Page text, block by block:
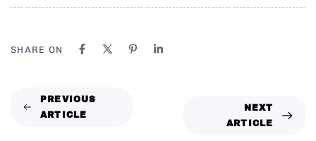
SHARE ON
PREVIOUS
ARTICLE
NEXT
ARTICLE